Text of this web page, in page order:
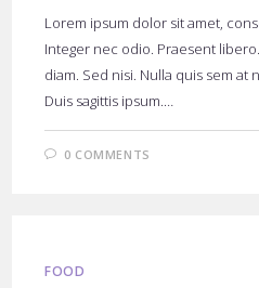
Lorem ipsum dolor sit amet,
Integer nec odio. Praesent
diam. Sed nisi. Nulla quis sem
Duis sagittis ipsum.…
0 COMMENTS
FOOD